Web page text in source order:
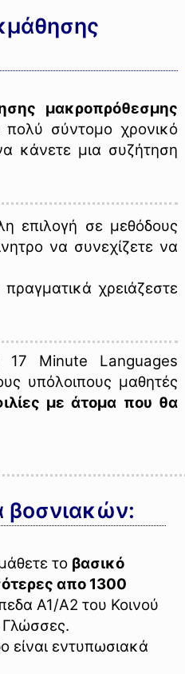
μακροπρόθεσμης
σύντομο χρονικό
κάνετε μια συζήτηση
επιλογή σε μεθόδους
να συνεχίζετε να
χρειάζεστε
17 Minute Languages
υπόλοιπους μαθητές
με άτομα που θα
βοσνιακών:
το βασικό
απο 1300
A1/A2 του Κοινού
Γλώσσες.
είναι εντυπωσιακά